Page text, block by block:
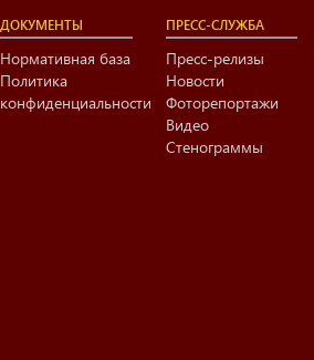
ДОКУМЕНТЫ
Нормативная база
Политика
конфиденциальности
ПРЕСС-СЛУЖБА
Пресс-релизы
Новости
Фоторепортажи
Видео
Стенограммы